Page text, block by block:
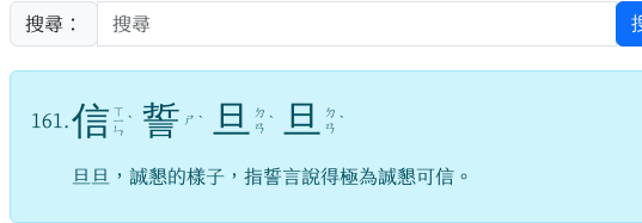
搜尋：
161. 信 ㄒ
ㄧ
ㄣ
ˋ 誓 ㄕ ˋ 旦 ㄉ
ㄢ ˋ 旦 ㄉ
ㄢ ˋ
旦旦，誠懇的樣子，指誓言說得極為誠懇可信。